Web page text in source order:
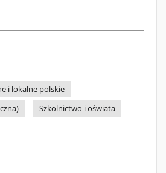
i lokalne polskie
Szkolnictwo i oświata